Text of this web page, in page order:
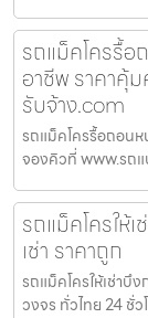
รถแม็คโครรื้
อาชีพ ราคาคุ้
รับจ้าง.com
รถแม็คโครรื้อถอน
จองคิวที่ www.รถ
รถแม็คโครให้
เช่า ราคาถูก
รถแม็คโครให้เช่าบึ
วงจร ทั่วไทย 24 ชั่